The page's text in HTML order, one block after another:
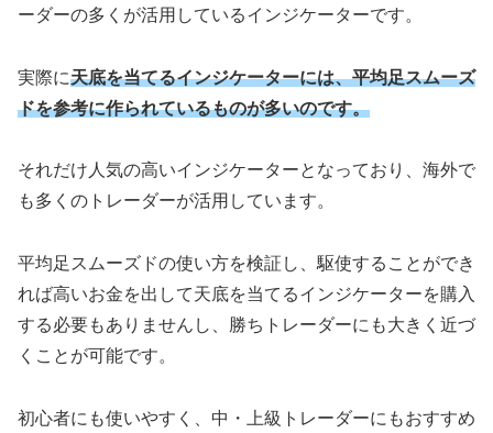
ーダーの多くが活用しているインジケーターです。
実際に天底を当てるインジケーターには、平均足スムーズ
ドを参考に作られているものが多いのです。
それだけ人気の高いインジケーターとなっており、海外で
も多くのトレーダーが活用しています。
平均足スムーズドの使い方を検証し、駆使することができ
れば高いお金を出して天底を当てるインジケーターを購入
する必要もありませんし、勝ちトレーダーにも大きく近づ
くことが可能です。
初心者にも使いやすく、中・上級トレーダーにもおすすめ